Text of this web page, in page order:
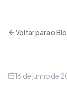
Voltar para o
16 de junho de